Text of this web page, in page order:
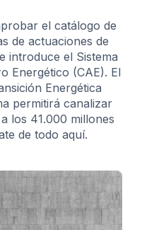
el catálogo de
de actuaciones de
introduce el Sistema
Energético (CAE). El
Energética
permitirá canalizar
los 41.000 millones
de todo aquí.